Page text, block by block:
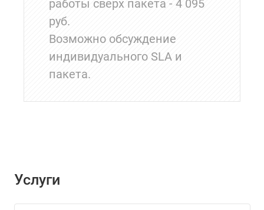
работы сверх пакета - 4 095
руб.
Возможно обсуждение
индивидуального SLA и
пакета.
Услуги